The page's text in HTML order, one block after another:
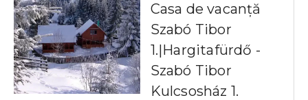
Casa de vacanță
Szabó Tibor
1.|Hargitafürdő -
Szabó Tibor
Kulcsosház 1.